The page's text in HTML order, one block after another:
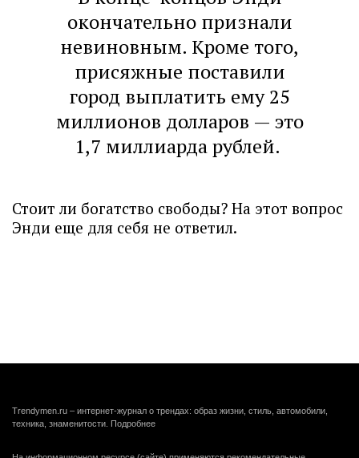
окончательно признали
невиновным. Кроме того,
присяжные поставили
город выплатить ему 25
миллионов долларов — это
1,7 миллиарда рублей.
Стоит ли богатство свободы? На этот вопрос
Энди еще для себя не ответил.
Trendymen.ru – интернет-журнал о трендах: образ жизни, стиль, автомобили,
техника, знаменитости. Подробнее